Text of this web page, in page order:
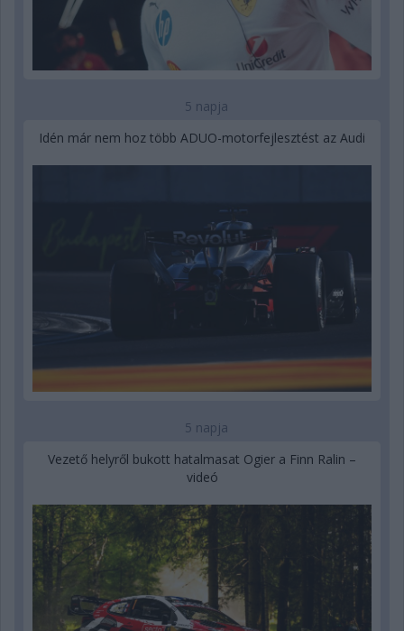
5 napja
Idén már nem hoz több ADUO-motorfejlesztést az Audi
5 napja
Vezető helyről bukott hatalmasat Ogier a Finn Ralin –
videó